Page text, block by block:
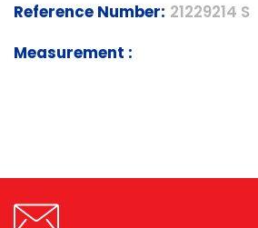
Reference Number: 21229214 S
Measurement :